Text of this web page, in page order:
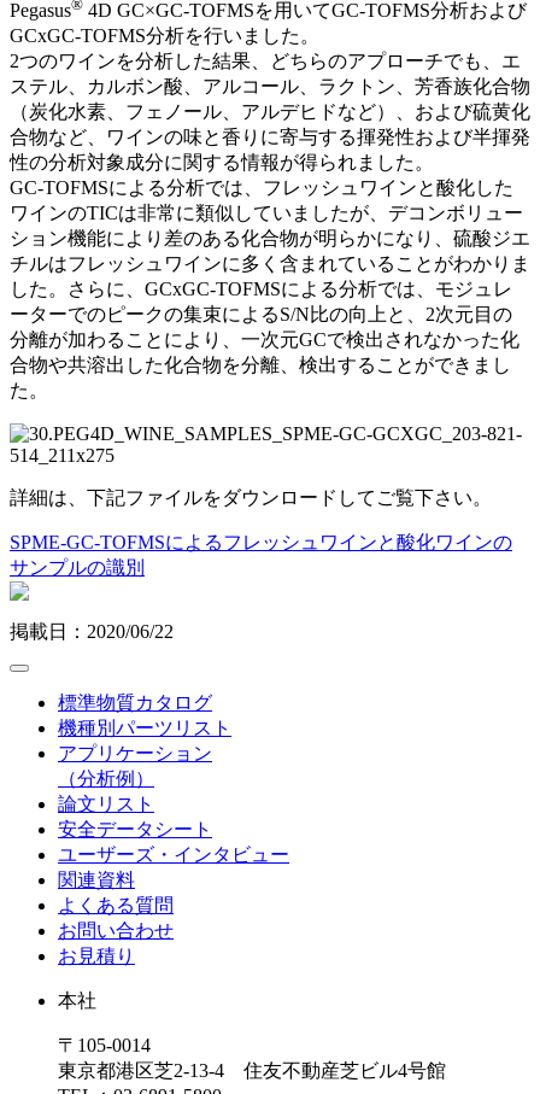
Pegasus® 4D GC×GC-TOFMSを用いてGC-TOFMS分析および
GCxGC-TOFMS分析を行いました。
2つのワインを分析した結果、どちらのアプローチでも、エ
ステル、カルボン酸、アルコール、ラクトン、芳香族化合物
（炭化水素、フェノール、アルデヒドなど）、および硫黄化
合物など、ワインの味と香りに寄与する揮発性および半揮発
性の分析対象成分に関する情報が得られました。
GC-TOFMSによる分析では、フレッシュワインと酸化した
ワインのTICは非常に類似していましたが、デコンボリュー
ション機能により差のある化合物が明らかになり、硫酸ジエ
チルはフレッシュワインに多く含まれていることがわかりま
した。さらに、GCxGC-TOFMSによる分析では、モジュレ
ーターでのピークの集束によるS/N比の向上と、2次元目の
分離が加わることにより、一次元GCで検出されなかった化
合物や共溶出した化合物を分離、検出することができまし
た。
詳細は、下記ファイルをダウンロードしてご覧下さい。
SPME-GC-TOFMSによるフレッシュワインと酸化ワインの
サンプルの識別
掲載日：2020/06/22
標準物質カタログ
機種別パーツリスト
アプリケーション
（分析例）
論文リスト
安全データシート
ユーザーズ・インタビュー
関連資料
よくある質問
お問い合わせ
お見積り
本社
〒105-0014
東京都港区芝2-13-4 住友不動産芝ビル4号館